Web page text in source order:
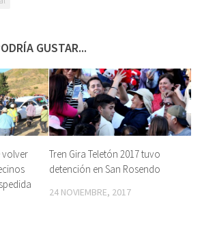
GUSTAR...
volver
Tren Gira Teletón 2017 tuvo
detención en San Rosendo
24 NOVIEMBRE, 2017